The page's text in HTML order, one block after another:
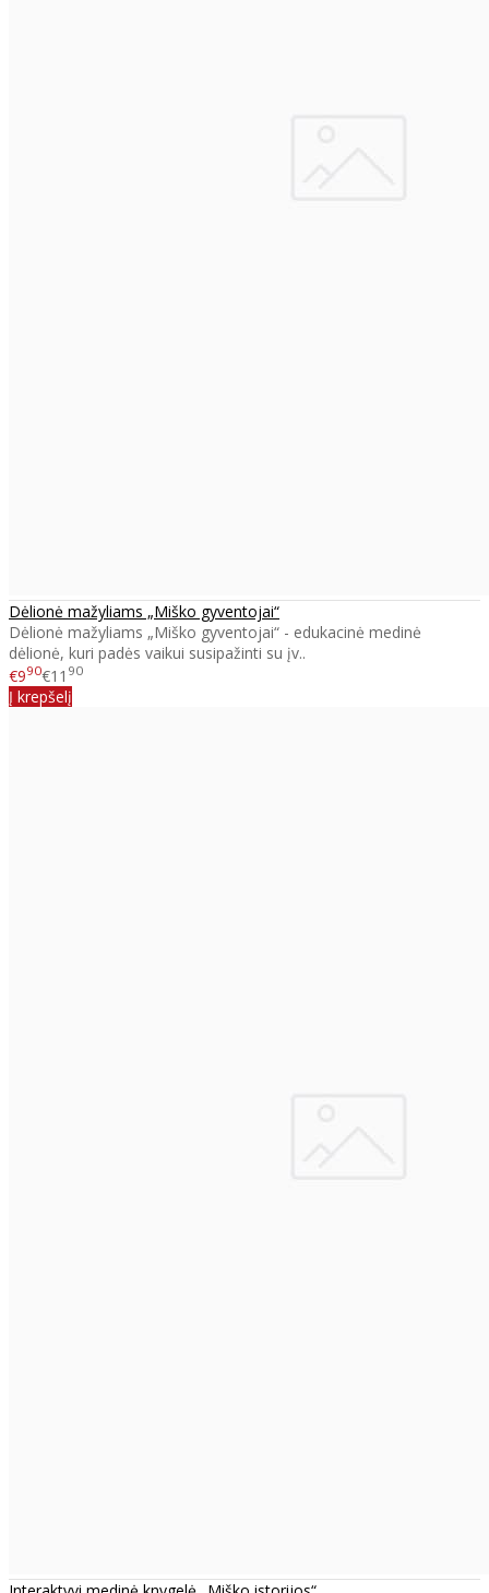
Dėlionė mažyliams „Miško gyventojai“
Dėlionė mažyliams „Miško gyventojai“ - edukacinė medinė
dėlionė, kuri padės vaikui susipažinti su įv..
€990€11 90
Į krepšelį